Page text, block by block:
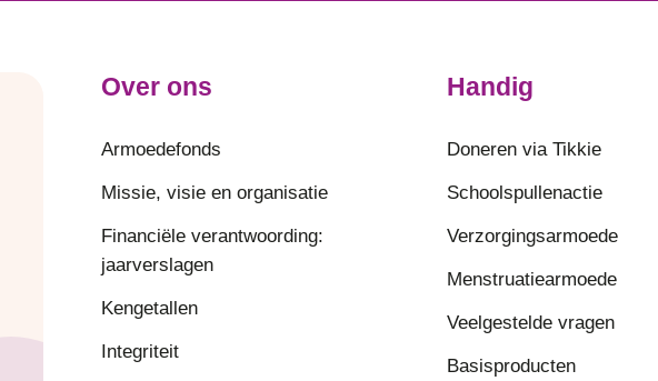
Over ons
Armoedefonds
Missie, visie en organisatie
Financiële verantwoording:
jaarverslagen
Kengetallen
Integriteit
Handig
Doneren via Tikkie
Schoolspullenactie
Verzorgingsarmoede
Menstruatiearmoede
Veelgestelde vragen
Basisproducten